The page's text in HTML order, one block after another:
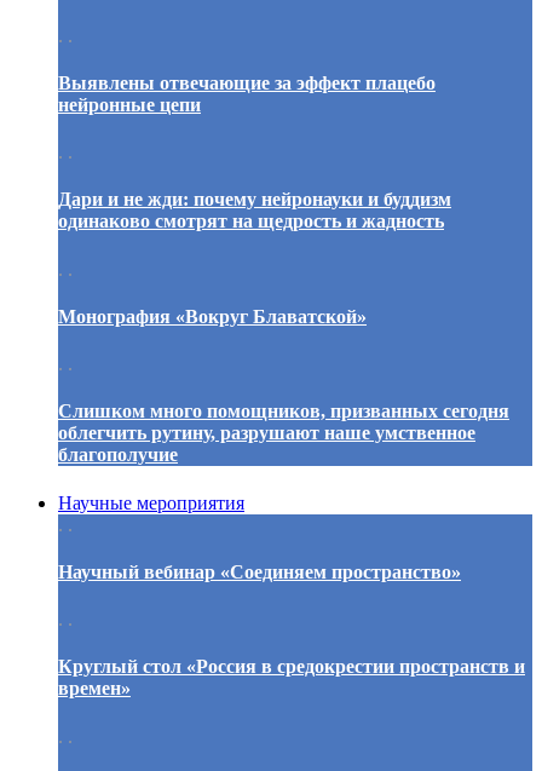
. .
Выявлены отвечающие за эффект плацебо
нейронные цепи
. .
Дари и не жди: почему нейронауки и буддизм
одинаково смотрят на щедрость и жадность
. .
Монография «Вокруг Блаватской»
. .
Слишком много помощников, призванных сегодня
облегчить рутину, разрушают наше умственное
благополучие
Научные мероприятия
. .
Научный вебинар «Соединяем пространство»
. .
Круглый стол «Россия в средокрестии пространств и
времен»
. .